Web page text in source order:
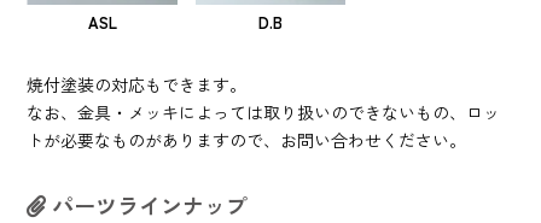
ASL D.B
焼付塗装の対応もできます。
なお、金具・メッキによっては取り扱いのできないもの、ロッ
トが必要なものがありますので、お問い合わせください。
パーツラインナップ